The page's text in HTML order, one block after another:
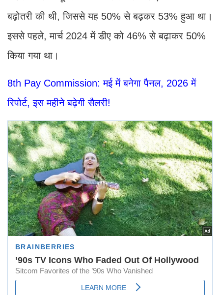
बढ़ोतरी की थी, जिससे यह 50% से बढ़कर 53% हुआ था।
इससे पहले, मार्च 2024 में डीए को 46% से बढ़ाकर 50%
किया गया था।
8th Pay Commission: मई में बनेगा पैनल, 2026 में
रिपोर्ट, इस महीने बढ़ेगी सैलरी!